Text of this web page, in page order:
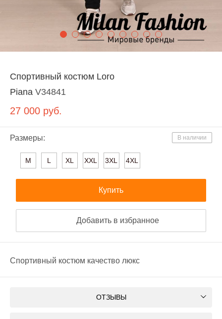
Спортивный костюм Loro
Piana V34841
27 000 руб.
В наличии
Размеры:
M L XL XXL 3XL 4XL
Купить
Добавить в избранное
Спортивный костюм качество люкс
ОТЗЫВЫ